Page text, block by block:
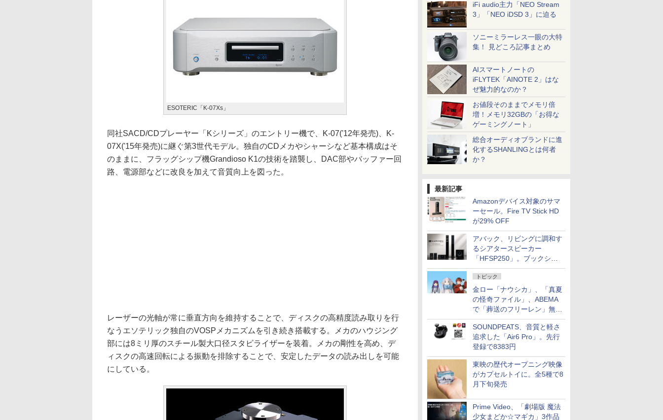
iFi audio主力「NEO Stream
3」「NEO iDSD 3」に迫る
ソニーミラーレス一眼の大特
集！ 見どころ記事まとめ
AIスマートノートの
iFLYTEK「AINOTE 2」はな
ぜ魅力的なのか？
お値段そのままでメモリ倍
増！メモリ32GBの「お得な
ゲーミングノート」
総合オーディオブランドに進
化するSHANLINGとは何者
か？
最新記事
Amazonデバイス対象のサマ
ーセール。Fire TV Stick HD
が29% OFF
アバック、リビングに調和す
るシアタースピーカー
「HFSP250」。ブックシェ
ルフはペア3万円以下
トピック
金ロー「ナウシカ」、「真夏
の怪奇ファイル」、ABEMA
で「葬送のフリーレン」無料
配信など。夏の特番・配信情
報
SOUNDPEATS、音質と軽さ
追求した「Air6 Pro」。先行
登録で8383円
東映の歴代オープニング映像
がカプセルトイに。全5種で8
月下旬発売
Prime Video、「劇場版 魔法
少女まどか☆マギカ」3作品
ESOTERIC「K-07Xs」
同社SACD/CDプレーヤー「Kシリーズ」のエントリー機で、K-07('12年発売)、K-
07X('15年発売)に継ぐ第3世代モデル。独自のCDメカやシャーシなど基本構成はそ
のままに、フラッグシップ機Grandioso K1の技術を踏襲し、DAC部やバッファー回
路、電源部などに改良を加えて音質向上を図った。
レーザーの光軸が常に垂直方向を維持することで、ディスクの高精度読み取りを行
なうエソテリック独自のVOSPメカニズムを引き続き搭載する。メカのハウジング
部には8ミリ厚のスチール製大口径スタビライザーを装着。メカの剛性を高め、デ
ィスクの高速回転による振動を排除することで、安定したデータの読み出しを可能
にしている。